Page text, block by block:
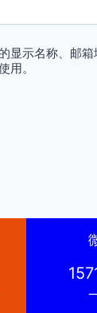
显示名称、邮
用。
制作